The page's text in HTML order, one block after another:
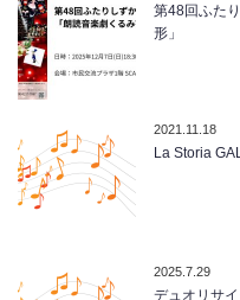
第48回ふた
形」
2021.11.18
La Storia
2025.7.29
デュオリサ